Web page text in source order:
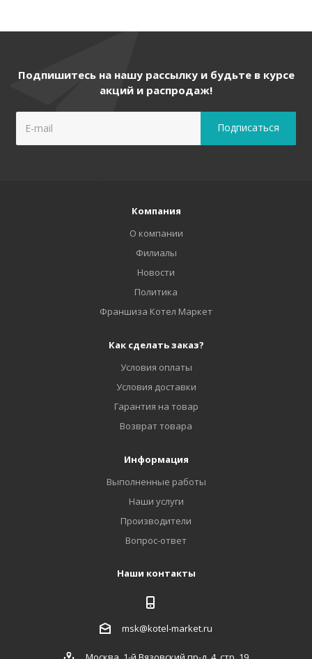
Подпишитесь на нашу рассылку и будьте в курсе
акций и распродаж!
Компания
О компании
Филиалы
Новости
Политика
Франшиза Котел Маркет
Как сделать заказ?
Условия оплаты
Условия доставки
Гарантия на товар
Возврат товара
Информация
Выполненные работы
Наши услуги
Производители
Вопрос-ответ
Наши контакты
msk@kotel-market.ru